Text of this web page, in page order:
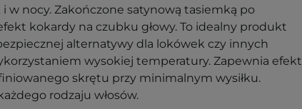
w nocy. Zakończone satynową tasiemką po
kokardy na czubku głowy. To idealny produkt
alternatywy dla lokówek czy innych
wysokiej temperatury. Zapewnia efekt
skrętu przy minimalnym wysiłku.
rodzaju włosów.